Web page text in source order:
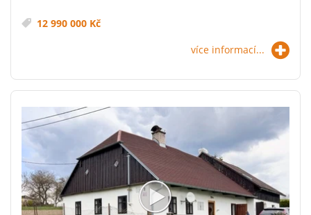
12 990 000 Kč
více informací...